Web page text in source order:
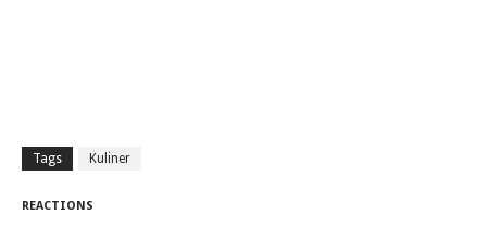
Tags Kuliner
REACTIONS